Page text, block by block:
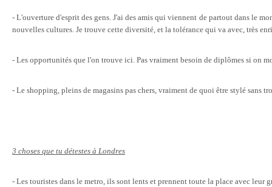
- L'ouverture d'esprit des gens. J'ai des amis qui viennent de partout dans le
nouvelles cultures. Je trouve cette diversité, et la tolérance qui va avec, très
- Les opportunités que l'on trouve ici. Pas vraiment besoin de diplômes si on
- Le shopping, pleins de magasins pas chers, vraiment de quoi être stylé sans
3 choses que tu détestes à Londres
- Les touristes dans le metro, ils sont lents et prennent toute la place avec leur